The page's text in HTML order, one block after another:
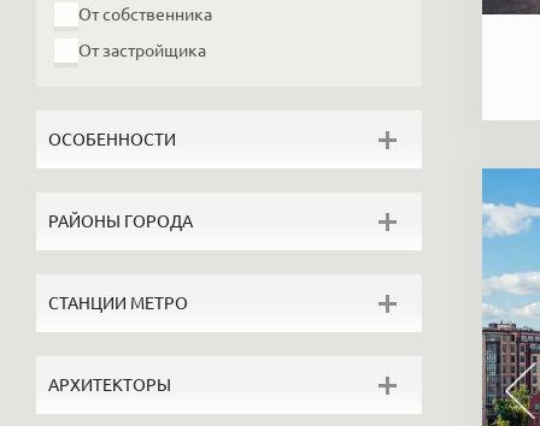
От собственника
От застройщика
ОСОБЕННОСТИ
С ремонтом
Видовые
Пентхаусы
Загородная
РАЙОНЫ ГОРОДА
Каменный остров
Золотой треугольник
СТАНЦИИ МЕТРО
АРХИТЕКТОРЫ